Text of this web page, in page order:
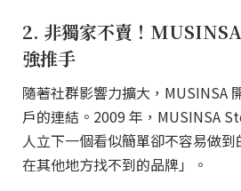
2. 非獨家不賣！
強推手
隨著社群影響力擴大，MUSINSA
戶的連結。2009 年，MUSINSA
人立下一個看似簡單卻不容易做
在其他地方找不到的品牌」。